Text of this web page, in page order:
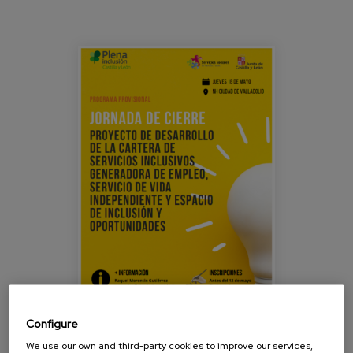
Configure
We use our own and third-party cookies to improve our services,